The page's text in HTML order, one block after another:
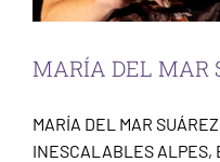
MARÍA DEL MAR
MARÍA DEL MAR
INESCALABLES ALPES,